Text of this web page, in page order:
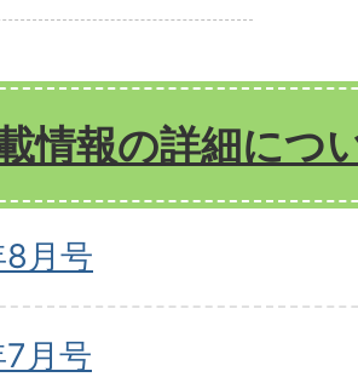
情報の詳細につ
月号
月号